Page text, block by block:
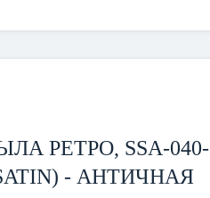
РЕТРО, SSA-040-
- АНТИЧНАЯ